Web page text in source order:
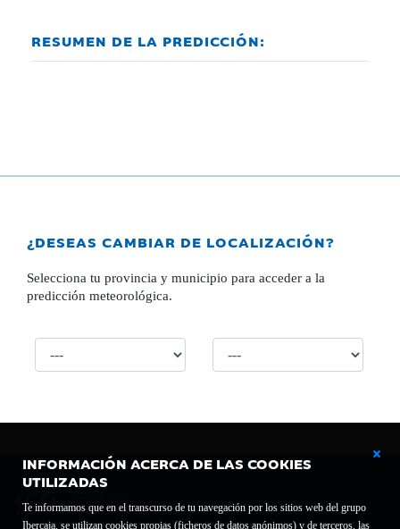
INFORMACIÓN ACERCA DE LAS COOKIES
UTILIZADAS
Te informamos que en el transcurso de tu navegación por los sitios web del grupo
Ibercaja, se utilizan cookies propias (ficheros de datos anónimos) y de terceros, las
RESUMEN DE LA PREDICCIÓN:
¿DESEAS CAMBIAR DE LOCALIZACIÓN?
Selecciona tu provincia y municipio para acceder a la
predicción meteorológica.